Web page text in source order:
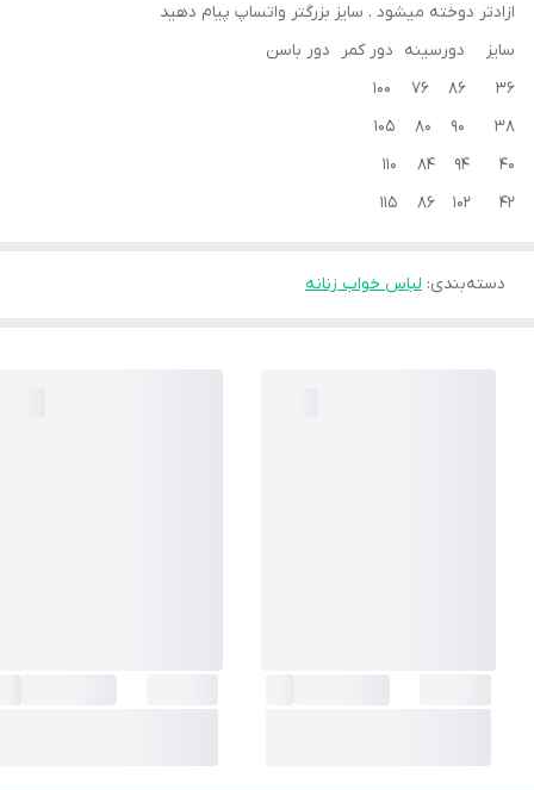
ازادتر دوخته میشود . سایز بزرگتر واتساپ پیام دهید
سایز دورسینه دور کمر دور باسن
36 86 76 100
38 90 80 105
40 94 84 110
42 102 86 115
دسته‌بندی: لباس خواب زنانه